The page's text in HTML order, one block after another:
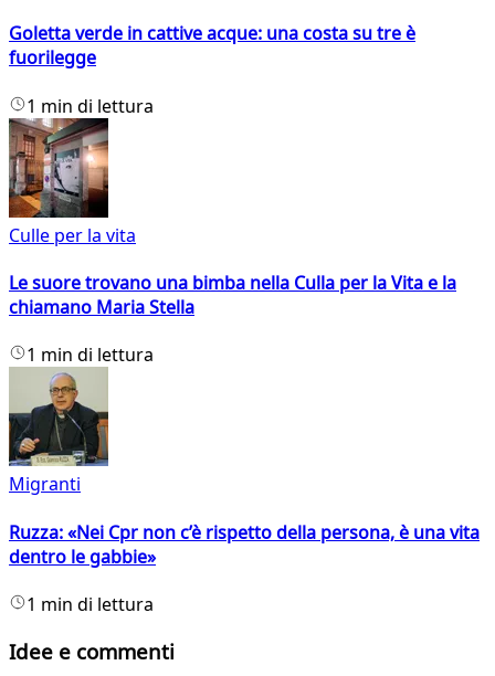
Goletta verde in cattive acque: una costa su tre è
fuorilegge
1 min di lettura
Culle per la vita
Le suore trovano una bimba nella Culla per la Vita e la
chiamano Maria Stella
1 min di lettura
Migranti
Ruzza: «Nei Cpr non c’è rispetto della persona, è una vita
dentro le gabbie»
1 min di lettura
Idee e commenti